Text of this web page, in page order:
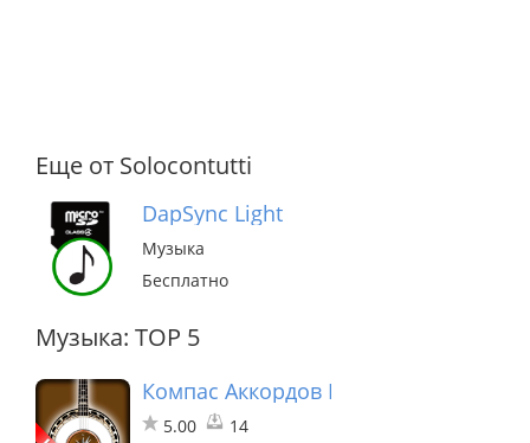
Еще от Solocontutti
DapSync Light
Музыка
Бесплатно
Музыка: TOP 5
Компас Аккордов Банджо лайт
5.00 14